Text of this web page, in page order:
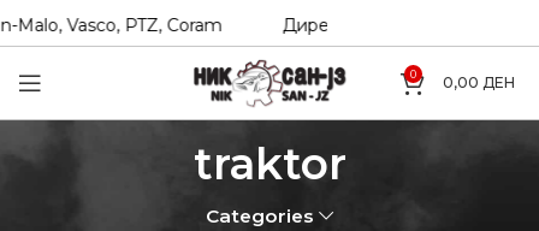
Vasco, PTZ, Coram Директни увозници на Hexol,
0 0,00 ДЕН
traktor
Categories